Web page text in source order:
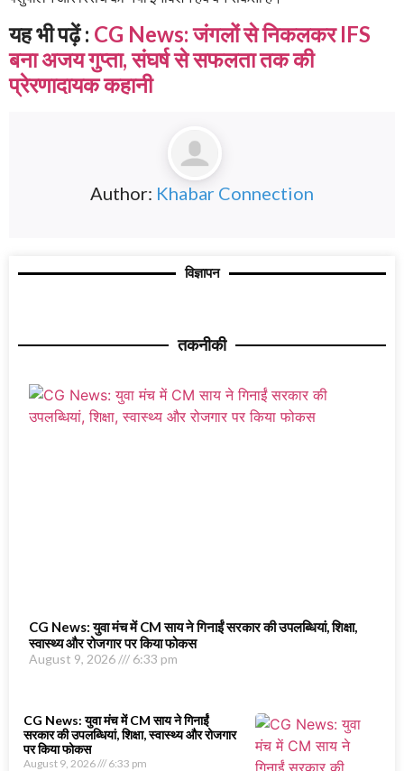
यह भी पढ़ें : CG News: जंगलों से निकलकर IFS
बना अजय गुप्ता, संघर्ष से सफलता तक की
प्रेरणादायक कहानी
Author: Khabar Connection
विज्ञापन
तकनीकी
CG News: युवा मंच में CM साय ने गिनाईं सरकार की उपलब्धियां, शिक्षा,
स्वास्थ्य और रोजगार पर किया फोकस
August 9, 2026 6:33 pm
CG News: युवा मंच में CM साय ने गिनाईं
सरकार की उपलब्धियां, शिक्षा, स्वास्थ्य और रोजगार
पर किया फोकस
August 9, 2026 6:33 pm